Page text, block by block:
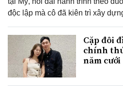
độc lập mà cô đã kiên trì xây
Cặp đôi
chính
năm cưới